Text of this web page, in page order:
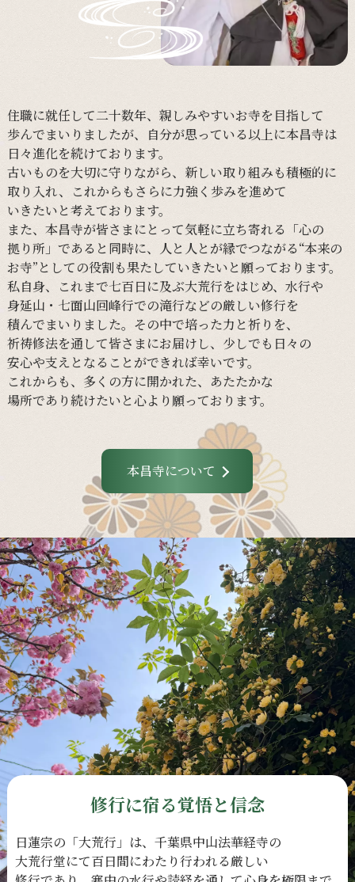
住職に就任して二十数年、 親しみやすいお寺を目指して
歩んでまいりましたが、 自分が思っている以上に本昌寺は
日々進化を続けております。
古いものを大切に守りながら、 新しい取り組みも積極的に
取り入れ、
これからも さらに力強く 歩みを進めて
いきたいと考えております。
また、 本昌寺が皆さまにとって気軽に立ち寄れる 「心の
拠り所」であると同時に、 人と 人とが縁でつながる“本来の
お寺”と しての役割も果たしていきたいと願っております。
私自身、
これまで七百日に及ぶ大荒行をはじめ、 水行や
身延山・ 七面山回峰行での滝行などの厳しい修行を
積んでまいりました。 その中で培った力と祈りを、
祈祷修法を通して皆さまにお届けし、 少しでも 日々の
安心や支えとなる ことができれば幸いです。
これからも、 多くの方に開かれた、 あたたかな
場所であり続けたいと心より願っております。
本昌寺について
修行に宿る覚悟と信念
日蓮宗の 「大荒行」は、 千葉県中山法華経寺の
大荒行堂にて百日間にわたり行われる厳しい